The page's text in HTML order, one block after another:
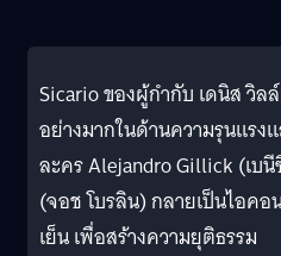
Sicario ของผู้กำกับ เดนิส วิล
อย่างมากในด้านความรุนแรง
ละคร Alejandro Gillick (เบนี
(จอช โบรลิน) กลายเป็นไอค
เย็น เพื่อสร้างความยุติธรรม